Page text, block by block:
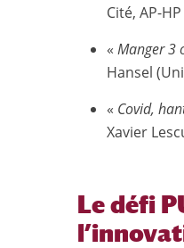
Cité, AP-
« Manger 3
Hansel
« Covid,
Xavier
Le défi